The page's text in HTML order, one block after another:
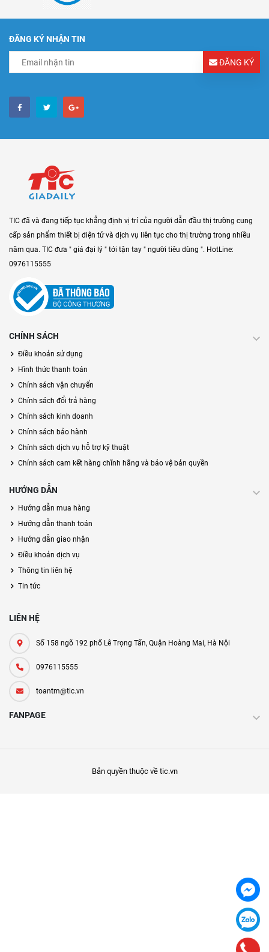
ĐĂNG KÝ NHẬN TIN
ĐĂNG KÝ
TIC đã và đang tiếp tục khẳng định vị trí của người dẫn đầu thị trường cung
cấp sản phẩm thiết bị điện tử và dịch vụ liên tục cho thị trường trong nhiều
năm qua. TIC đưa " giá đại lý " tới tận tay " người tiêu dùng ". HotLine:
0976115555
CHÍNH SÁCH
Điều khoản sử dụng
Hình thức thanh toán
Chính sách vận chuyển
Chính sách đổi trả hàng
Chính sách kinh doanh
Chính sách bảo hành
Chính sách dịch vụ hỗ trợ kỹ thuật
Chính sách cam kết hàng chĩnh hãng và bảo vệ bản quyền
HƯỚNG DẪN
Hướng dẫn mua hàng
Hướng dẫn thanh toán
Hướng dẫn giao nhận
Điều khoản dịch vụ
Thông tin liên hệ
Tin tức
LIÊN HỆ
Số 158 ngõ 192 phố Lê Trọng Tấn, Quận Hoàng Mai, Hà Nội
0976115555
toantm@tic.vn
FANPAGE
Bản quyền thuộc về tic.vn